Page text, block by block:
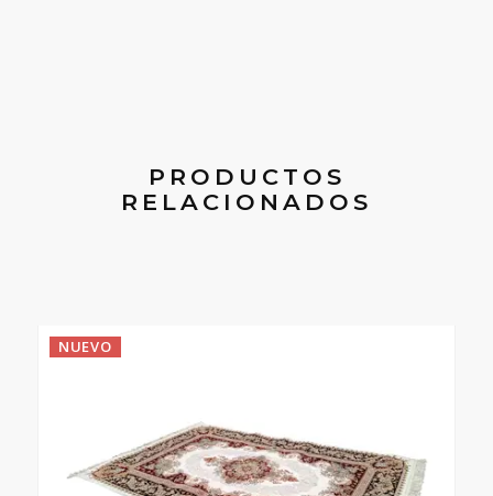
PRODUCTOS
RELACIONADOS
NUEVO